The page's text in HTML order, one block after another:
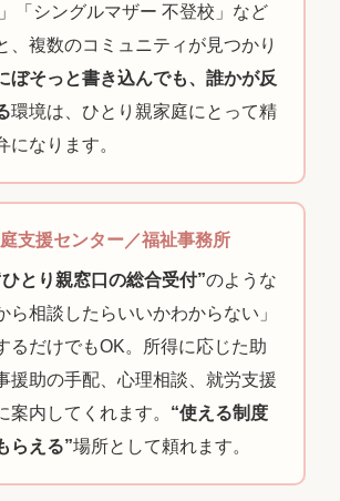
」「シングルマザー 不登校」など
、複数のコミュニティが見つかり
ぼそっと書き込んでも、誰かが反
環境は、ひとり親家庭にとって精
になります。
支援センター／福祉事務所
ひとり親窓口の総合受付”のような
ら相談したらいいかわからない」
るだけでもOK。所得に応じた助
援助の手配、心理相談、就労支援
案内してくれます。 “使える制度
らえる”場所として頼れます。